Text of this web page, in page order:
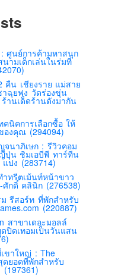
ศูนย์การค้ามหาสนุก
ามเด็กเล่นในร่มที่
คืน เชียงราย แม่สาย
าฉุยฟง วัดร่องขุ่น
านเด็ดร้านดังมากัน
คนิคการเลือกซื้อ ให้
องคุณ (294094)
จนาภิเษก : รีวิวคอม
ปุ่น ชิมเอบีพี ทาร์ทีน
ปง (283714)
ทรีตเม้นท์หน้าขาว
กดิ์ คลินิก (276538)
รีสอร์ท ที่พักสำหรับ
(220887)
สาขาเดอะมอลล์
ปิดเทอมเป็นวันแสน
ขาใหญ่ : The
ดยอดที่พักสำหรับ
(197361)